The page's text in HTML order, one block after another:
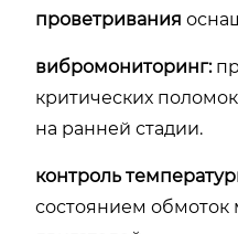
проветривания
вибромониторинг:
критических
на ранней стадии.
контроль
состоянием